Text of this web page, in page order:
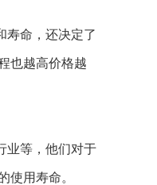
寿命，还决定了
也越高价格越
业等，他们对于
使用寿命。